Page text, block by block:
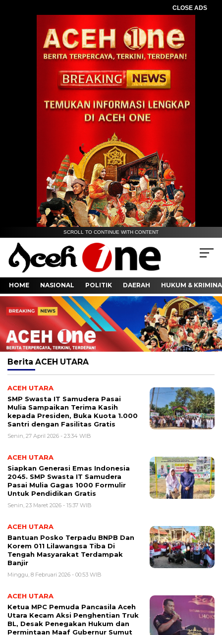
CLOSE ADS
SCROLL TO CONTINUE WITH CONTENT
HOME NASIONAL POLITIK DAERAH HUKUM &
Berita ACEH UTARA
ACEH UTARA
SMP Swasta IT Samudera Pasai
Mulia Sampaikan Terima Kasih
kepada Presiden, Buka Kuota 1.000
Santri dengan Fasilitas Gratis
Senin, 27 April 2026 - 23:34 WIB
ACEH UTARA
Siapkan Generasi Emas Indonesia
2045. SMP Swasta IT Samudera
Pasai Mulia Gagas 1000 Formulir
Untuk Pendidikan Gratis
Senin, 23 Maret 2026 - 15:37 WIB
ACEH UTARA
Bantuan Posko Terpadu BNPB Dan
Korem 011 Lilawangsa Tiba Di
Tengah Masyarakat Terdampak
Banjir
Minggu, 8 Februari 2026 - 00:53 WIB
ACEH UTARA
Ketua MPC Pemuda Pancasila Aceh
Utara Kecam Aksi Penghentian Truk
BL, Desak Penegakan Hukum dan
Permintaan Maaf Gubernur Sumut